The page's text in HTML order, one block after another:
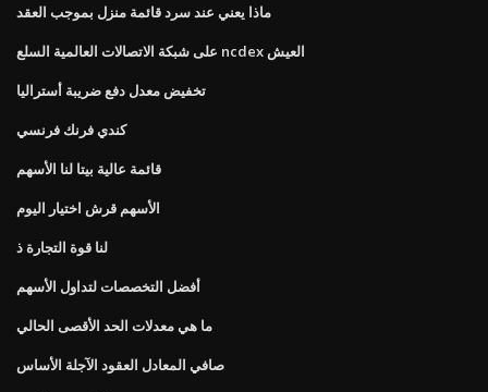
ماذا يعني عند سرد قائمة منزل بموجب العقد
على شبكة الاتصالات العالمية السلع ncdex العيش
تخفيض معدل دفع ضريبة أستراليا
كندي فرنك فرنسي
قائمة عالية بيتا لنا الأسهم
الأسهم قرش اختيار اليوم
لنا قوة التجارة ذ
أفضل التخصصات لتداول الأسهم
ما هي معدلات الحد الأقصى الحالي
صافي المعادل العقود الآجلة الأساس